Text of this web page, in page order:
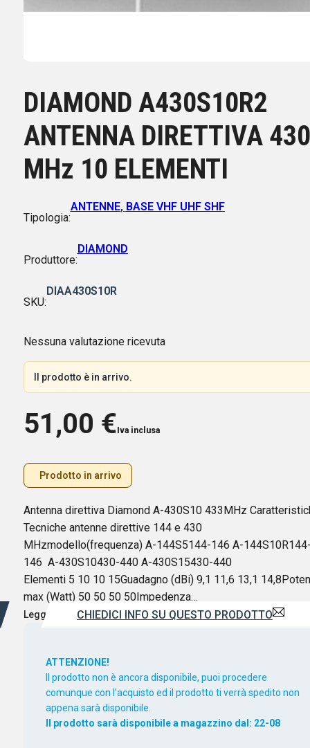
DIAMOND A430S10R2
ANTENNA DIRETTIVA 430
MHz 10 ELEMENTI
Tipologia:
ANTENNE, BASE VHF UHF SHF
Produttore:
DIAMOND
SKU:
DIAA430S10R
Nessuna valutazione ricevuta
Il prodotto è in arrivo.
51,00 €Iva inclusa
Prodotto in arrivo
Antenna direttiva Diamond A-430S10 433MHz
Tecniche antenne direttive 144 e 430
MHzmodello(frequenza) A-144S5144-146 A-
146 A-430S10430-440 A-430S15430-440
Elementi 5 10 10 15Guadagno (dBi) 9,1 11,6 13,1
max (Watt) 50 50 50 50Impedenza…
Leggi di più CHIEDICI INFO SU QUESTO PRODOTTO
ATTENZIONE!
Il prodotto non è ancora disponibile, puoi procedere
comunque con l'acquisto ed il prodotto ti verrà spedito non
appena sarà disponibile.
Il prodotto sarà disponibile a magazzino dal: 22-08